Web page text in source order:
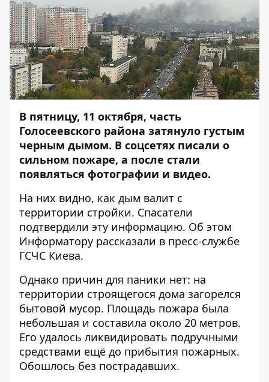
В пятницу, 11 октября, часть
Голосеевского района затянуло густым
черным дымом. В соцсетях писали о
сильном пожаре, а после стали
появляться фотографии и видео.
На них видно, как дым валит с
территории стройки. Спасатели
подтвердили эту информацию. Об этом
Информатору рассказали в пресс-службе
ГСЧС Киева.
Однако причин для паники нет: на
территории строящегося дома загорелся
бытовой мусор. Площадь пожара была
небольшая и составила около 20 метров.
Его удалось ликвидировать подручными
средствами ещё до прибытия пожарных.
Обошлось без пострадавших.